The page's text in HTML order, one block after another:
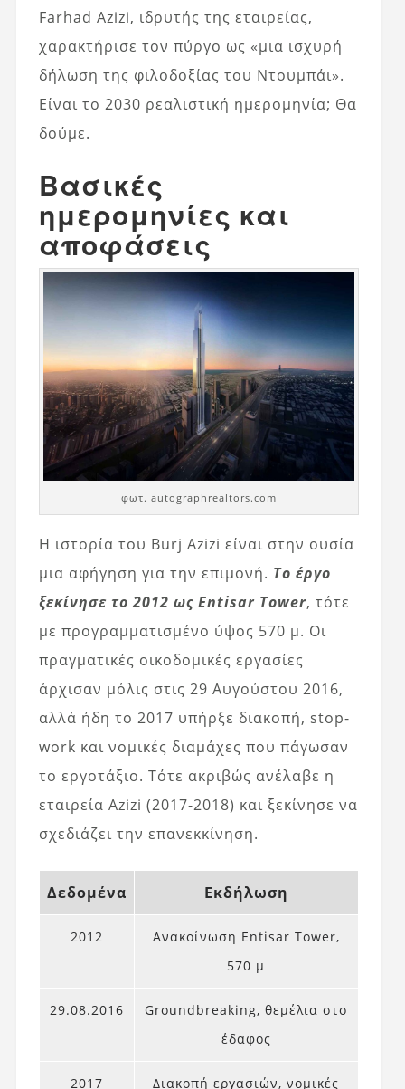
Farhad Azizi, ιδρυτής της εταιρείας,
χαρακτήρισε τον πύργο ως «μια ισχυρή
δήλωση της φιλοδοξίας του Ντουμπάι».
Είναι το 2030 ρεαλιστική ημερομηνία; Θα
δούμε.
Βασικές
ημερομηνίες και
αποφάσεις
φωτ. autographrealtors.com
Η ιστορία του Burj Azizi είναι στην ουσία
μια αφήγηση για την επιμονή. Το έργο
ξεκίνησε το 2012 ως Entisar Tower, τότε
με προγραμματισμένο ύψος 570 μ. Οι
πραγματικές οικοδομικές εργασίες
άρχισαν μόλις στις 29 Αυγούστου 2016,
αλλά ήδη το 2017 υπήρξε διακοπή, stop-
work και νομικές διαμάχες που πάγωσαν
το εργοτάξιο. Τότε ακριβώς ανέλαβε η
εταιρεία Azizi (2017-2018) και ξεκίνησε να
σχεδιάζει την επανεκκίνηση.
Δεδομένα Εκδήλωση
2012
Ανακοίνωση Entisar Tower,
570 μ
29.08.2016
Groundbreaking, θεμέλια στο
έδαφος
2017 Διακοπή εργασιών, νομικές